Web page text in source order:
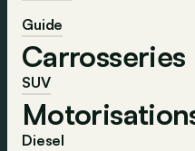
Guide
Carrosseries
SUV
Diesel